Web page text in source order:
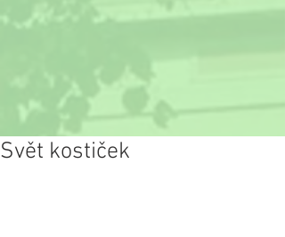
Svět kostiček